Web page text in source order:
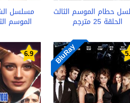
حطام الموسم الثالث
الحلقة 25 مترجم
مسلسل
الموسم
BluRay
6.9